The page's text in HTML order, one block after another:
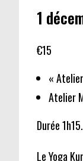
1
€15
«
Atelier
Durée
Le Yoga